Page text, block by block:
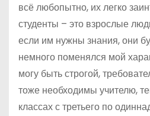
всё любопытно, их легко
студенты – это взрослые
если им нужны знания, они
немного поменялся мой
могу быть строгой,
тоже необходимы учителю,
классах с третьего по